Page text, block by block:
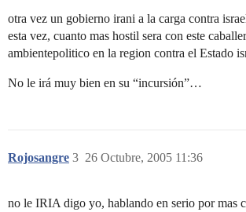
otra vez un gobierno irani a la carga contra
esta vez, cuanto mas hostil sera con este
ambientepolitico en la region contra el Estado
No le irá muy bien en su “incursión”…
Rojosangre 26 Octubre, 2005 11:36
3
no le IRIA digo yo, hablando en serio por mas